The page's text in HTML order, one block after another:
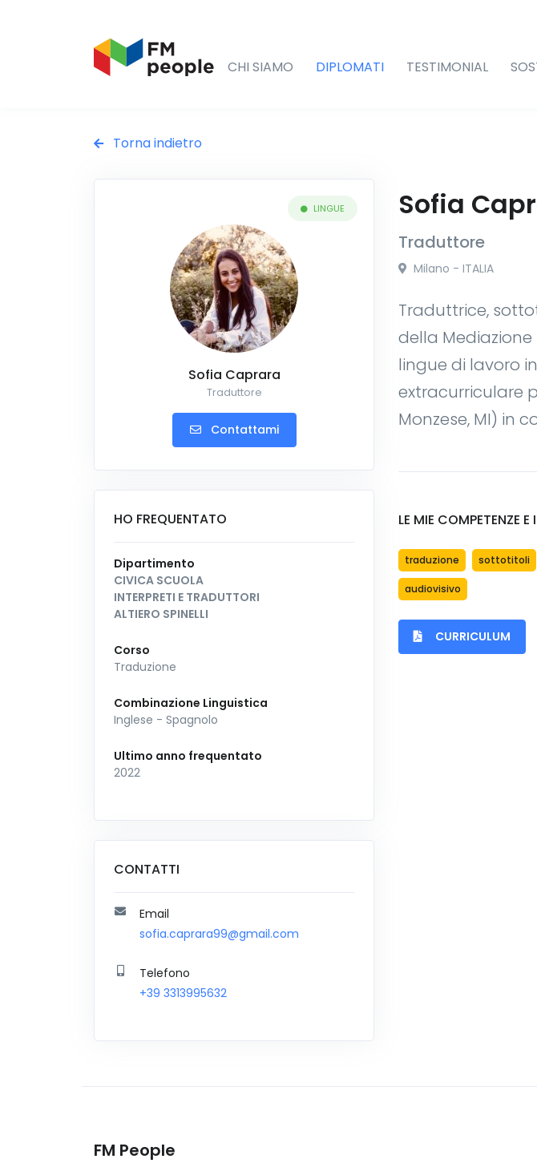
CHI SIAMO DIPLOMATI TESTIMONIAL
Torna indietro
LINGUE
Sofia Caprara
Traduttore
Contattami
HO FREQUENTATO
Dipartimento
CIVICA SCUOLA
INTERPRETI E TRADUTTORI
ALTIERO SPINELLI
Corso
Traduzione
Combinazione Linguistica
Inglese - Spagnolo
Ultimo anno frequentato
2022
CONTATTI
Email
sofia.caprara99@gmail.com
Telefono
+39 3313995632
Sofia
Traduttore
Milano - ITALIA
Traduttrice,
della
lingue di lavoro
extracurriculare
Monzese, MI) in
LE MIE COMPETENZE
traduzione sottotitoli
audiovisivo
CURRICULUM
FM People